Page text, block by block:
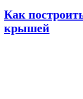
Как
крышей